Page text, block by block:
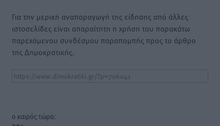
Για την μερική αναπαραγωγή της είδησης από άλλες
ιστοσελίδες είναι απαραίτητη η χρήση του παρακάτω
παρεχόμενου συνδέσμου παραπομπής προς το άρθρο
της Δημοκρατικής.
o καιρός τώρα: